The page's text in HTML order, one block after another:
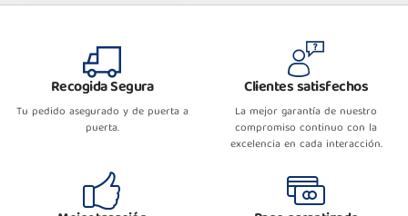
Recogida Segura
Tu pedido asegurado y de puerta a
puerta.
Clientes satisfechos
La mejor garantía de nuestro
compromiso continuo con la
excelencia en cada interacción.